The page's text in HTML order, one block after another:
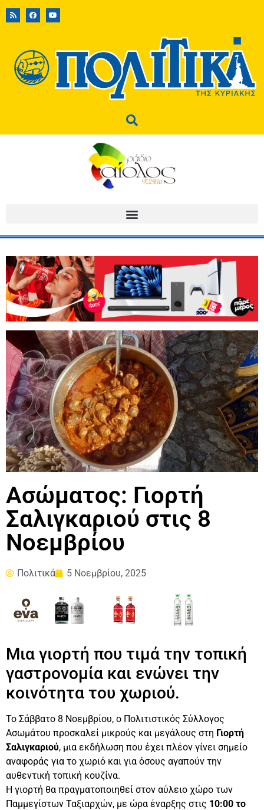
Ασώματος: Γιορτή
Σαλιγκαριού στις 8
Νοεμβρίου
Πολιτικά 5 Νοεμβρίου, 2025
Μια γιορτή που τιμά την τοπική
γαστρονομία και ενώνει την
κοινότητα του χωριού.
Το Σάββατο 8 Νοεμβρίου, ο Πολιτιστικός Σύλλογος
Ασωμάτου προσκαλεί μικρούς και μεγάλους στη Γιορτή
Σαλιγκαριού, μια εκδήλωση που έχει πλέον γίνει σημείο
αναφοράς για το χωριό και για όσους αγαπούν την
αυθεντική τοπική κουζίνα.
Η γιορτή θα πραγματοποιηθεί στον αύλειο χώρο των
Παμμεγίστων Ταξιαρχών, με ώρα έναρξης στις 10:00 το